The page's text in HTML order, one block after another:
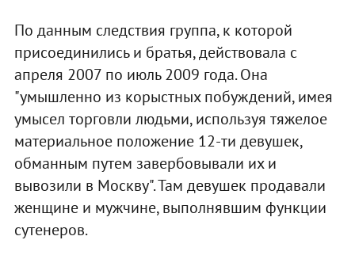
По данным следствия группа, к которой
присоединились и братья, действовала с
апреля 2007 по июль 2009 года. Она
"умышленно из корыстных побуждений, имея
умысел торговли людьми, используя тяжелое
материальное положение 12-ти девушек,
обманным путем завербовывали их и
вывозили в Москву". Там девушек продавали
женщине и мужчине, выполнявшим функции
сутенеров.